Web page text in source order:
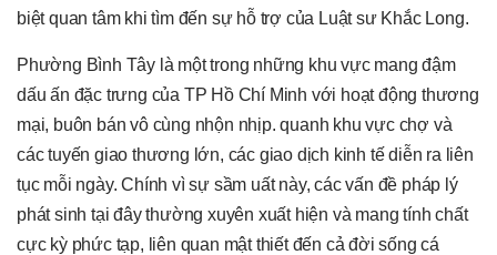
biệt quan tâm khi tìm đến sự hỗ trợ của Luật sư Khắc Long.
Phường Bình Tây là một trong những khu vực mang đậm
dấu ấn đặc trưng của TP Hồ Chí Minh với hoạt động thương
mại, buôn bán vô cùng nhộn nhịp. quanh khu vực chợ và
các tuyến giao thương lớn, các giao dịch kinh tế diễn ra liên
tục mỗi ngày. Chính vì sự sầm uất này, các vấn đề pháp lý
phát sinh tại đây thường xuyên xuất hiện và mang tính chất
cực kỳ phức tạp, liên quan mật thiết đến cả đời sống cá